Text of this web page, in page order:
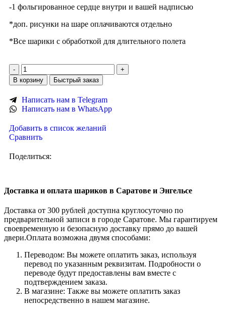
-1 фольгированное сердце внутри и вашей надписью
*доп. рисунки на шаре оплачиваются отдельно
*Все шарики с обработкой для длительного полета
В корзину Быстрый заказ
Написать нам в Telegram
Написать нам в WhatsApp
Добавить в список желаний
Сравнить
Поделиться:
Доставка и оплата шариков в Саратове и Энгельсе
Доставка от 300 рублей доступна круглосуточно по
предварительной записи в городе Саратове. Мы гарантируем
своевременную и безопасную доставку прямо до вашей
двери.Оплата возможна двумя способами:
Переводом: Вы можете оплатить заказ, используя
перевод по указанным реквизитам. Подробности о
переводе будут предоставлены вам вместе с
подтверждением заказа.
В магазине: Также вы можете оплатить заказ
непосредственно в нашем магазине.